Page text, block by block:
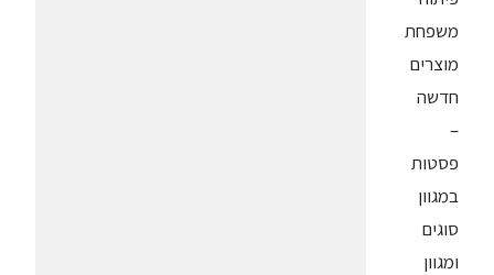
משפחת
מוצרים
חדשה
–
פסטות
במגוון
סוגים
ומגוון